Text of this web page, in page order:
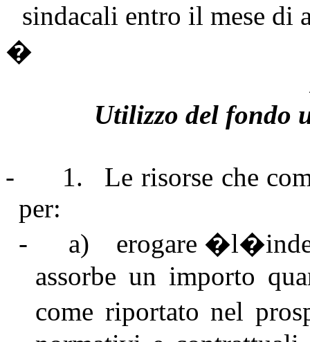
sindacali entro il mese di
�
Utilizzo del fondo
- 1.
Le risorse che
per:
-
a)
erogare
assorbe un importo
come riportato nel